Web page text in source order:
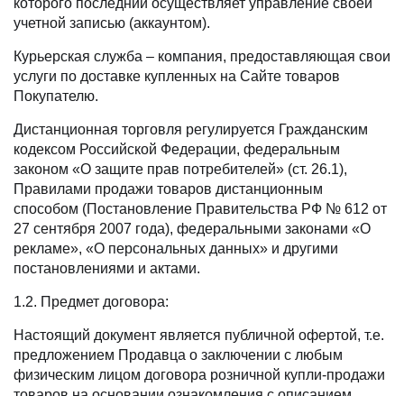
которого последний осуществляет управление своей
учетной записью (аккаунтом).
Курьерская служба – компания, предоставляющая свои
услуги по доставке купленных на Сайте товаров
Покупателю.
Дистанционная торговля регулируется Гражданским
кодексом Российской Федерации, федеральным
законом «О защите прав потребителей» (ст. 26.1),
Правилами продажи товаров дистанционным
способом (Постановление Правительства РФ № 612 от
27 сентября 2007 года), федеральными законами «О
рекламе», «О персональных данных» и другими
постановлениями и актами.
1.2. Предмет договора:
Настоящий документ является публичной офертой, т.е.
предложением Продавца о заключении с любым
физическим лицом договора розничной купли-продажи